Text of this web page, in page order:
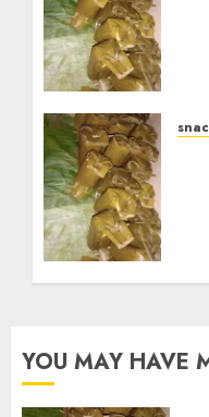
8,
YOU MAY HAVE